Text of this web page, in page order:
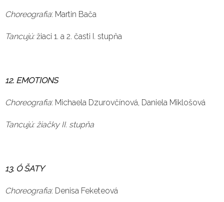
Choreografia: Martin Bača
Tancujú:žiaci 1. a 2. časti I. stupňa
12. EMOTIONS
Choreografia: Michaela Dzurovčínová, Daniela Miklošová
Tancujú: žiačky II. stupňa
13. Ó ŠATY
Choreografia: Denisa Feketeová